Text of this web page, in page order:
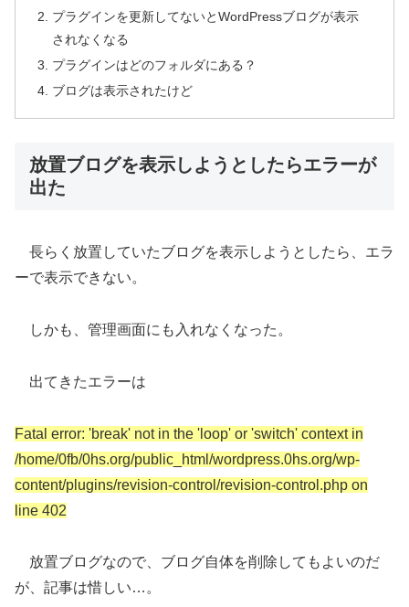
プラグインを更新してないとWordPressブログが表示
されなくなる
プラグインはどのフォルダにある？
ブログは表示されたけど
放置ブログを表示しようとしたらエラーが
出た
長らく放置していたブログを表示しようとしたら、エラ
ーで表示できない。
しかも、管理画面にも入れなくなった。
出てきたエラーは
Fatal error: 'break' not in the 'loop' or 'switch' context in
/home/0fb/0hs.org/public_html/wordpress.0hs.org/wp-
content/plugins/revision-control/revision-control.php on
line 402
放置ブログなので、ブログ自体を削除してもよいのだ
が、記事は惜しい…。